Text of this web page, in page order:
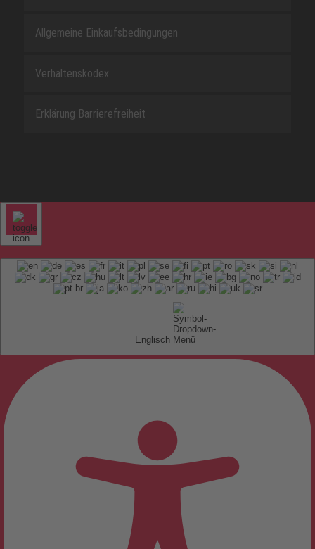
Allgemeine Einkaufsbedingungen
Verhaltenskodex
Erklärung Barrierefreiheit
Englisch